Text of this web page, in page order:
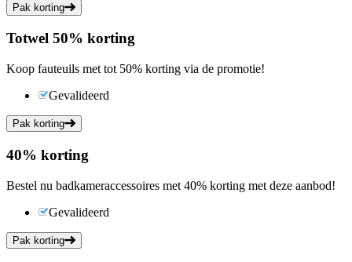
Pak korting
Totwel 50% korting
Koop fauteuils met tot 50% korting via de promotie!
Gevalideerd
Pak korting
40% korting
Bestel nu badkameraccessoires met 40% korting met deze aanbod!
Gevalideerd
Pak korting